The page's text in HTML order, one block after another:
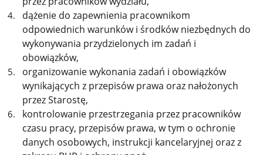
dążenie do zapewnienia pracownikom
odpowiednich warunków i środków niezbędnych do
wykonywania przydzielonych im zadań i
obowiązków,
organizowanie wykonania zadań i obowiązków
wynikających z przepisów prawa oraz nałożonych
przez Starostę,
kontrolowanie przestrzegania przez pracowników
czasu pracy, przepisów prawa, w tym o ochronie
danych osobowych, instrukcji kancelaryjnej oraz z